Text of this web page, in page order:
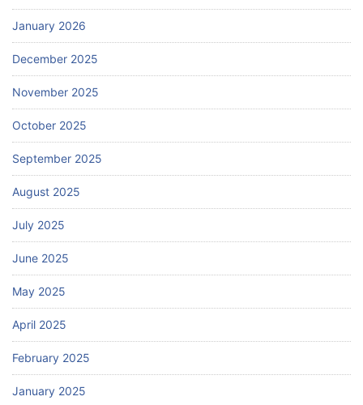
January 2026
December 2025
November 2025
October 2025
September 2025
August 2025
July 2025
June 2025
May 2025
April 2025
February 2025
January 2025